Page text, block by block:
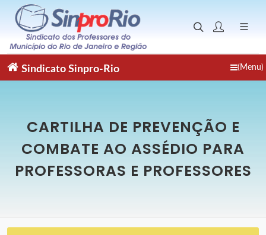
Sindicato Sinpro-Rio (Menu)
CARTILHA DE PREVENÇÃO E
COMBATE AO ASSÉDIO PARA
PROFESSORAS E PROFESSORES